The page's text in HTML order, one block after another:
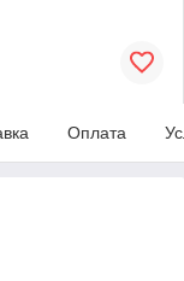
Оплата